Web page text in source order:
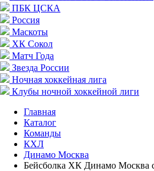
ПБК ЦСКА
Россия
Маскоты
ХК Сокол
Матч Года
Звезда России
Ночная хоккейная лига
Клубы ночной хоккейной лиги
Главная
Каталог
Команды
КХЛ
Динамо Москва
Бейсболка ХК Динамо Москва